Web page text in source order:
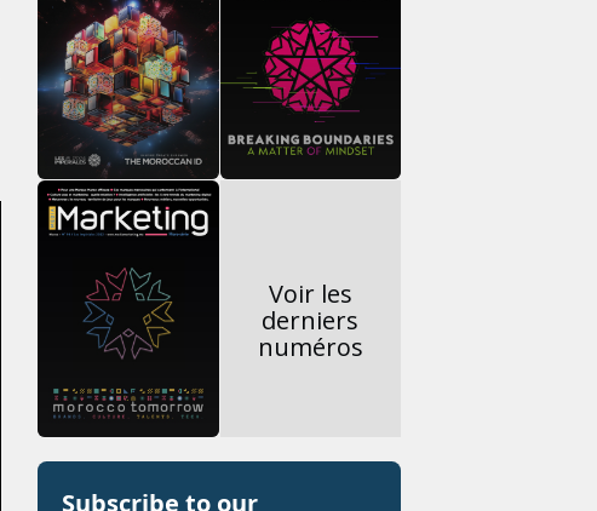
Voir les
derniers
numéros